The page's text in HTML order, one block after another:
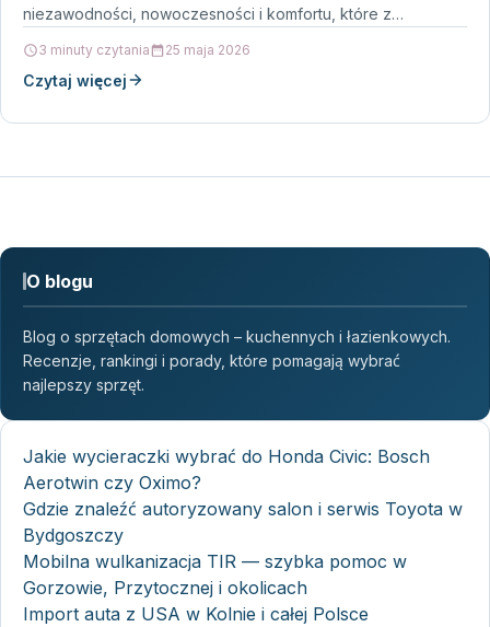
niezawodności, nowoczesności i komfortu, które z
3 minuty czytania 25 maja 2026
Czytaj więcej
O blogu
Blog o sprzętach domowych – kuchennych i łazienkowych.
Recenzje, rankingi i porady, które pomagają wybrać
najlepszy sprzęt.
Jakie wycieraczki wybrać do Honda Civic: Bosch
Aerotwin czy Oximo?
Gdzie znaleźć autoryzowany salon i serwis Toyota w
Bydgoszczy
Mobilna wulkanizacja TIR — szybka pomoc w
Gorzowie, Przytocznej i okolicach
Import auta z USA w Kolnie i całej Polsce